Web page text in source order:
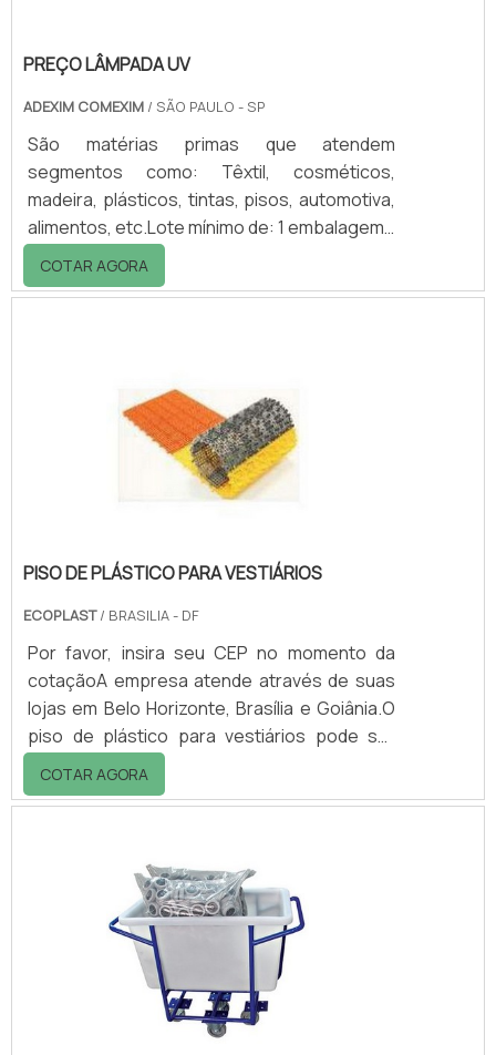
PREÇO LÂMPADA UV
ADEXIM COMEXIM / SÃO PAULO - SP
São matérias primas que atendem
segmentos como: Têxtil, cosméticos,
madeira, plásticos, tintas, pisos, automotiva,
alimentos, etc.Lote mínimo de: 1 embalagem -
20kgO preço lâmpada UV é um fator que
deve ser bem analisado antes da compra da
normas técnicas nacionais e internacionais,
pois é isto que assegura a eficiência máxima
da lâmpada. E este é o fator primordial que
COTAR AGORA
PISO DE PLÁSTICO PARA VESTIÁRIOS
ECOPLAST/ BRASILIA - DF
Por favor, insira seu CEP no momento da
cotaçãoA empresa atende através de suas
lojas em Belo Horizonte, Brasília e Goiânia.O
piso de plástico para vestiários pode ser
aplicado como pallet, ou estrado, estando
presente em diversos ambientes
vestiários: - Diminui o risco de acidentes; -
Possui aditivo anti UV podendo assim ficar
exposto as intempéries do tempo; -
Durabilidade, o plástico não se deteriora
facilmente; - Ajust.
COTAR AGORA